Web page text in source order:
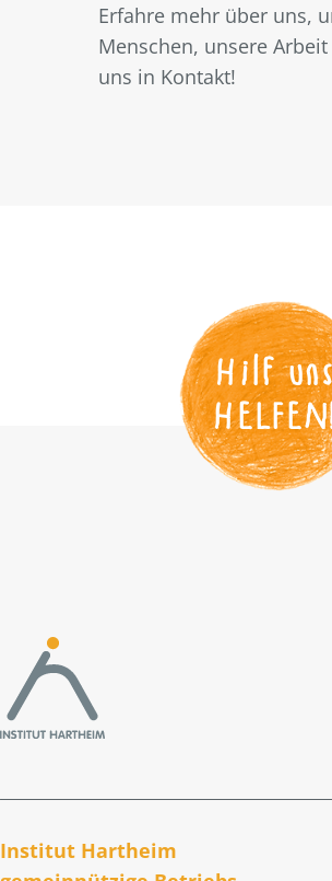
Erfahre mehr über uns,
Menschen, unsere
uns in Kontakt!
Hilf
HELFEN
Institut Hartheim